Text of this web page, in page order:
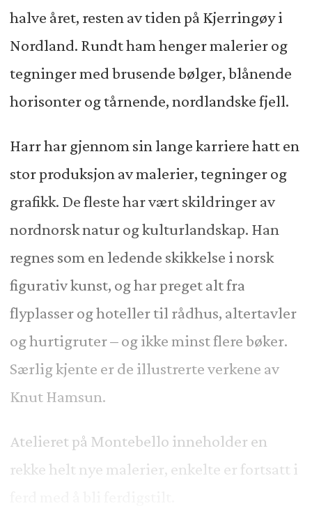
halve året, resten av tiden på Kjerringøy i
Nordland. Rundt ham henger malerier og
tegninger med brusende bølger, blånende
horisonter og tårnende, nordlandske fjell.
Harr har gjennom sin lange karriere hatt en
stor produksjon av malerier, tegninger og
grafikk. De fleste har vært skildringer av
nordnorsk natur og kulturlandskap. Han
regnes som en ledende skikkelse i norsk
figurativ kunst, og har preget alt fra
flyplasser og hoteller til rådhus, altertavler
og hurtigruter – og ikke minst flere bøker.
Særlig kjente er de illustrerte verkene av
Knut Hamsun.
Atelieret på Montebello inneholder en
rekke helt nye malerier, enkelte er fortsatt i